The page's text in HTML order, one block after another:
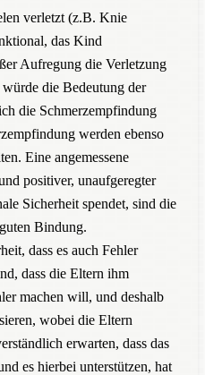
verletzt (z.B. Knie
das Kind
Aufregung die Verletzung
die Bedeutung der
die Schmerzempfindung
werden ebenso
Eine angemessene
positiver, unaufgeregter
Sicherheit spendet, sind die
Bindung.
dass es auch Fehler
dass die Eltern ihm
machen will, und deshalb
wobei die Eltern
erwarten, dass das
es hierbei unterstützen, hat